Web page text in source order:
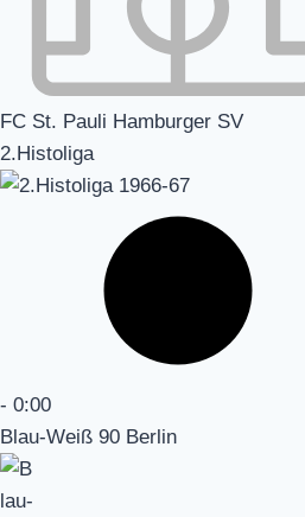
FC St. Pauli Hamburger SV
2.Histoliga
- 0:00
Blau-Weiß 90 Berlin